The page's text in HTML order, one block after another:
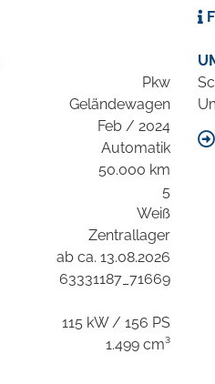
Pkw
Geländewagen
Feb / 2024
Automatik
50.000 km
5
Weiß
Zentrallager
ab ca. 13.08.2026
63331187_71669
115 kW / 156 PS
1.499 cm³